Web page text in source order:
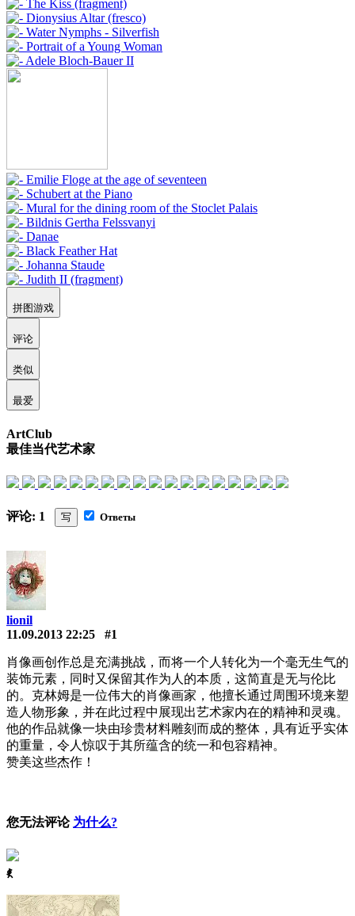
拼图游戏
评论
类似
最爱
ArtClub
最佳当代艺术家
评论: 1 写 Ответы
lionil
11.09.2013 22:25
#1
肖像画创作总是充满挑战，而将一个人转化为一个毫无生气的
装饰元素，同时又保留其作为人的本质，这简直是无与伦比
的。克林姆是一位伟大的肖像画家，他擅长通过周围环境来塑
造人物形象，并在此过程中展现出艺术家内在的精神和灵魂。
他的作品就像一块由珍贵材料雕刻而成的整体，具有近乎实体
的重量，令人惊叹于其所蕴含的统一和包容精神。
赞美这些杰作！
您无法评论 为什么?
ꈅ